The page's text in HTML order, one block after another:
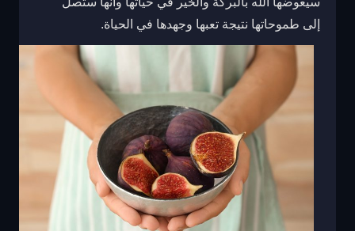
إلى طموحاتها نتيجة تعبها وجهدها في الحياة.